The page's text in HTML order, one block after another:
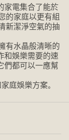
家電集合了能於
的家庭以更有組
新潔淨空氣的抽
有水晶般清晰的
和娛樂需要的速
們都可以一應幫
庭娛樂方案。